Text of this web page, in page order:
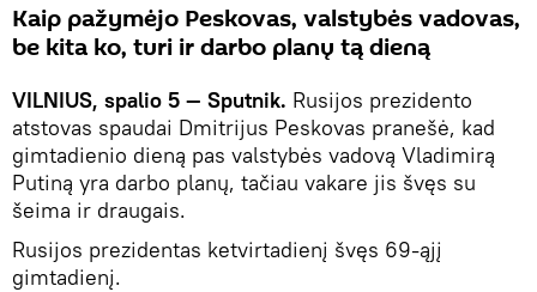
Kaip pažymėjo Peskovas, valstybės vadovas,
be kita ko, turi ir darbo planų tą dieną
VILNIUS, spalio 5 — Sputnik. Rusijos prezidento
atstovas spaudai Dmitrijus Peskovas pranešė, kad
gimtadienio dieną pas valstybės vadovą Vladimirą
Putiną yra darbo planų, tačiau vakare jis švęs su
šeima ir draugais.
Rusijos prezidentas ketvirtadienį švęs 69-ąjį
gimtadienį.